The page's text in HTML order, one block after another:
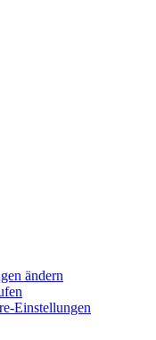
ändern
Einstellungen